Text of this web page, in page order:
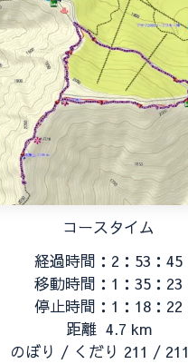
コースタイム
経過時間：2：53：45
移動時間：1：35：23
停止時間：1：18：22
距離 4.7 km
のぼり / くだり 211 / 211